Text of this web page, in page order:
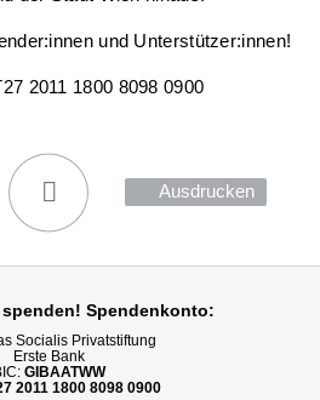
und Unterstützer:innen!
2011 1800 8098 0900
Ausdrucken
spenden! Spendenkonto:
Socialis Privatstiftung
Erste Bank
GIBAATWW
2011 1800 8098 0900